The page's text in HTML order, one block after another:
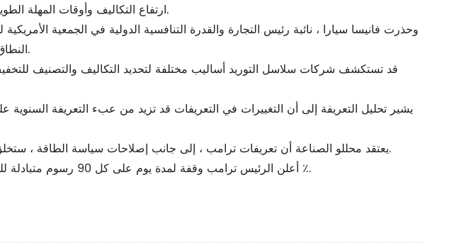
ارتفاع التكاليف وأوقات المهلة الطويلة ستضغط على سلسلة التوريد حيث تركز الشركات على ضمان أمن التوريد واستقرار الأسعار.
وحذرت فانيسا سيارا ، نائبة رئيس التجارة والقدرة التنافسية الدولية في الجمعية
النطاق على مستوى القطاع دون اتباع نهج استراتيجي يمكن أن يضر المستهلكين في الولايات المتحدة.
قد تستكشف شركات سلاسل التوريد أساليب مختلفة لتحديد التكاليف والتصنيف
يعتقد محللو الصناعة أن تعريفات ترامب ، إلى جانب إصلاحات سياسة الطاقة ، ستخلق حالة من عدم اليقين ، مما قد يؤثر على الالتزامات المالية واستراتيجيات نشر الطاقة النظيفة.
على April ، أعلن الرئيس ترامب وقفة لمدة يوم على كل 90 رسوم متبادلة للشركاء التجاريين ، باستثناء الصين ، وترك إجمالي معدل التعريفة الجمركية عند 10 ٪.